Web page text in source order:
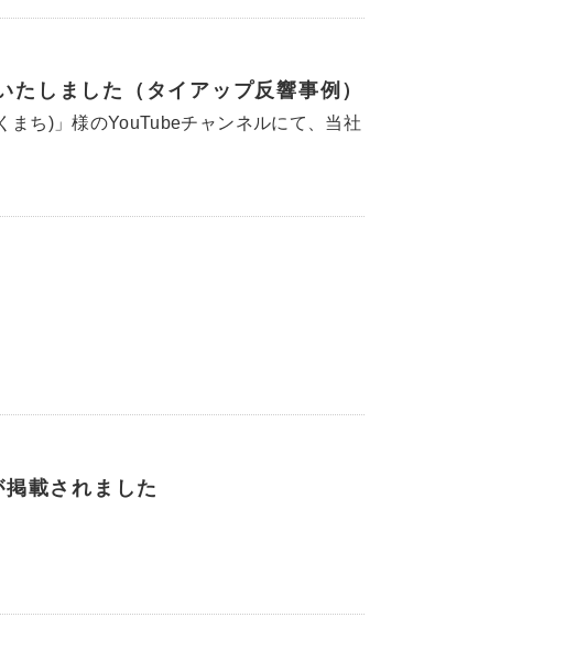
しました（タイアップ反響事例）
まち)」様のYouTubeチャンネルにて、当社
載されました